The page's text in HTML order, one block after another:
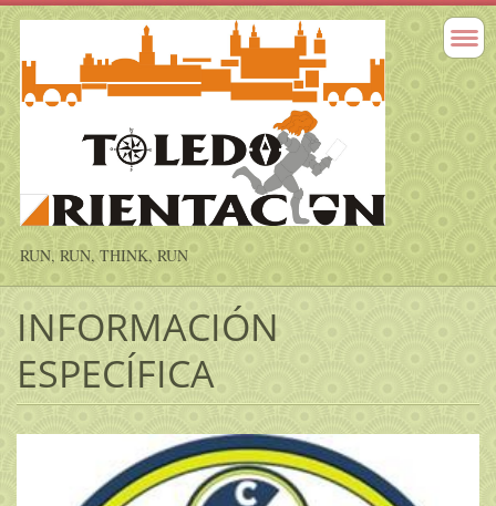
RUN, RUN, THINK, RUN
INFORMACIÓN
ESPECÍFICA